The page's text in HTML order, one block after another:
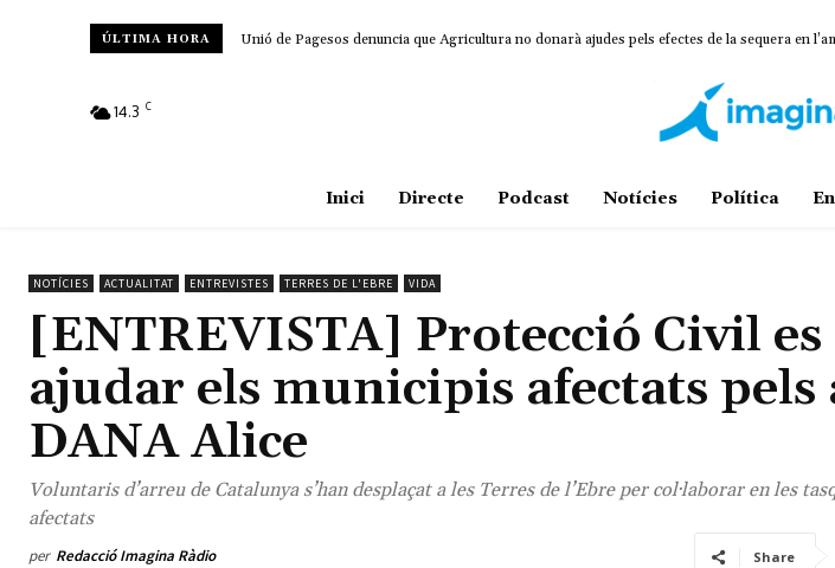
ÚLTIMA HORA Unió de Pagesos denuncia que Agricultura no donarà ajudes pels efectes de la sequera en
14.3 C
Inici Directe Podcast Notícies Política
NOTÍCIES ACTUALITAT ENTREVISTES TERRES DE L'EBRE VIDA
[ENTREVISTA] Protecció Civil
ajudar els municipis afectats pels
DANA Alice
Voluntaris d’arreu de Catalunya s’han desplaçat a les Terres de l’Ebre per col·laborar en les
afectats
per Redacció Imagina Ràdio Share